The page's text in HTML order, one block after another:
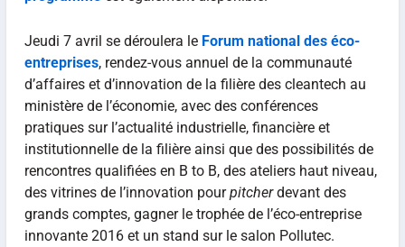
Jeudi 7 avril se déroulera le Forum national des éco-
entreprises, rendez-vous annuel de la communauté
d’affaires et d’innovation de la filière des cleantech au
ministère de l’économie, avec des conférences
pratiques sur l’actualité industrielle, financière et
institutionnelle de la filière ainsi que des possibilités de
rencontres qualifiées en B to B, des ateliers haut niveau,
des vitrines de l’innovation pourpitcherdevant des
grands comptes, gagner le trophée de l’éco-entreprise
innovante 2016 et un stand sur le salon Pollutec.